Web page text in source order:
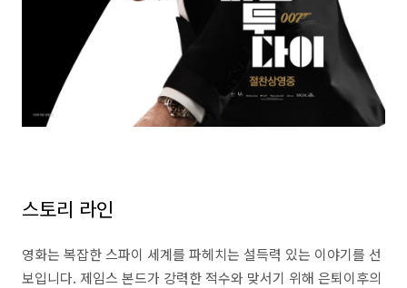
스토리 라인
영화는 복잡한 스파이 세계를 파헤치는 설득력 있는 이야기를 선
보입니다. 제임스 본드가 강력한 적수와 맞서기 위해 은퇴이후의